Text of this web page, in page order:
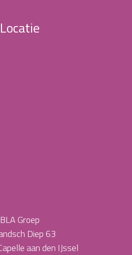
Locatie
BLA Groep
Diep 63
aan den IJssel